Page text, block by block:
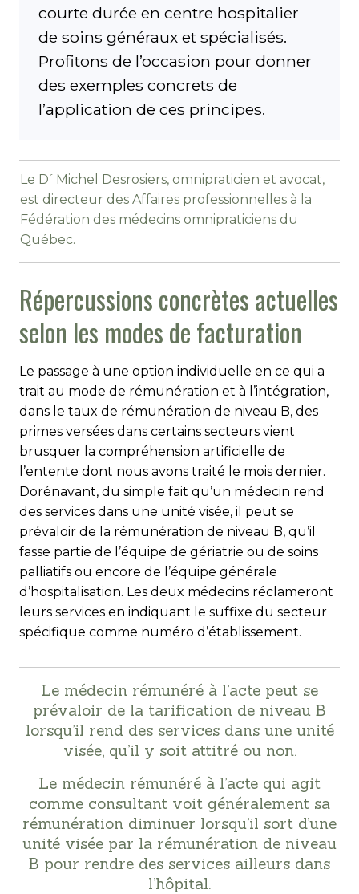
courte durée en centre hospitalier
de soins généraux et spécialisés.
Profitons de l’occasion pour donner
des exemples concrets de
l’application de ces principes.
Le Dr Michel Desrosiers, omnipraticien et avocat,
est directeur des Affaires professionnelles à la
Fédération des médecins omnipraticiens du
Québec.
Répercussions concrètes actuelles
selon les modes de facturation
Le passage à une option individuelle en ce qui a
trait au mode de rémunération et à l’intégration,
dans le taux de rémunération de niveau B, des
primes versées dans certains secteurs vient
brusquer la compréhension artificielle de
l’entente dont nous avons traité le mois dernier.
Dorénavant, du simple fait qu’un médecin rend
des services dans une unité visée, il peut se
prévaloir de la rémunération de niveau B, qu’il
fasse partie de l’équipe de gériatrie ou de soins
palliatifs ou encore de l’équipe générale
d’hospitalisation. Les deux médecins réclameront
leurs services en indiquant le suffixe du secteur
spécifique comme numéro d’établissement.
Le médecin rémunéré à l’acte peut se
prévaloir de la tarification de niveau B
lorsqu’il rend des services dans une unité
visée, qu’il y soit attitré ou non.
Le médecin rémunéré à l’acte qui agit
comme consultant voit généralement sa
rémunération diminuer lorsqu’il sort d’une
unité visée par la rémunération de niveau
B pour rendre des services ailleurs dans
l’hôpital.